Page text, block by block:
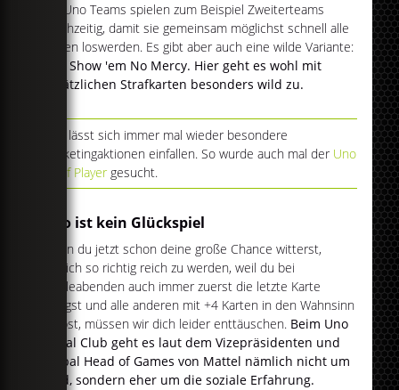
Bei Uno Teams spielen zum Beispiel Zweiterteams
gleichzeitig, damit sie gemeinsam möglichst schnell alle
Karten loswerden. Es gibt aber auch eine wilde Variante:
Uno Show 'em No Mercy. Hier geht es wohl mit
zusätzlichen Strafkarten besonders wild zu.
Uno lässt sich immer mal wieder besondere
Marketingaktionen einfallen. So wurde auch mal der Uno
Chief Player gesucht.
Uno ist kein Glückspiel
Wenn du jetzt schon deine große Chance witterst,
endlich so richtig reich zu werden, weil du bei
Spieleabenden auch immer zuerst die letzte Karte
ablegst und alle anderen mit +4 Karten in den Wahnsinn
treibst, müssen wir dich leider enttäuschen. Beim Uno
Social Club geht es laut dem Vizepräsidenten und
Global Head of Games von Mattel nämlich nicht um
Geld, sondern eher um die soziale Erfahrung.